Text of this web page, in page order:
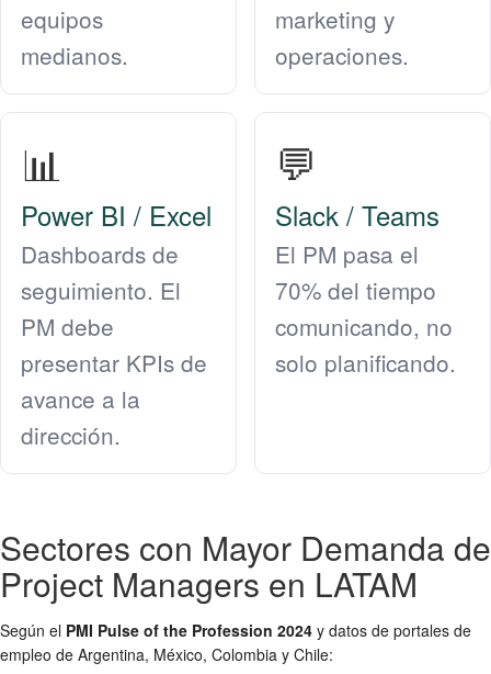
equipos
medianos.
marketing y
operaciones.
📊
Power BI / Excel
Dashboards de
seguimiento. El
PM debe
presentar KPIs de
avance a la
dirección.
💬
Slack / Teams
El PM pasa el
70% del tiempo
comunicando, no
solo planificando.
Sectores con Mayor Demanda de
Project Managers en LATAM
Según el PMI Pulse of the Profession 2024 y datos de portales de
empleo de Argentina, México, Colombia y Chile: